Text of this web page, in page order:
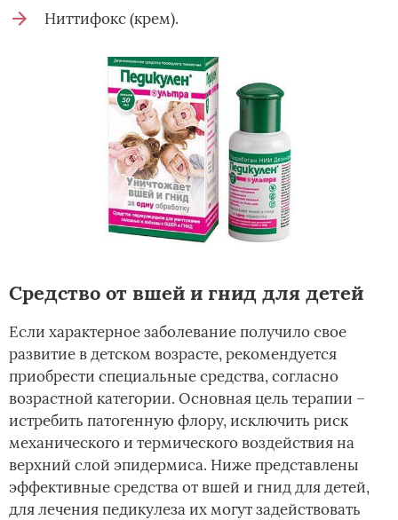
Ниттифокс (крем).
Средство от вшей и гнид для детей
Если характерное заболевание получило свое
развитие в детском возрасте, рекомендуется
приобрести специальные средства, согласно
возрастной категории. Основная цель терапии –
истребить патогенную флору, исключить риск
механического и термического воздействия на
верхний слой эпидермиса. Ниже представлены
эффективные средства от вшей и гнид для детей,
для лечения педикулеза их могут задействовать